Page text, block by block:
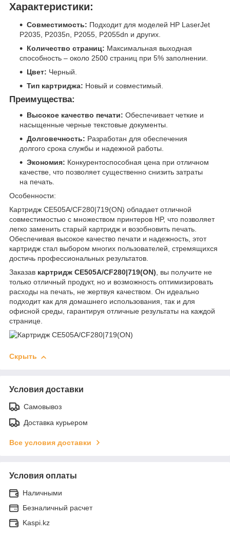
Характеристики:
Совместимость: Подходит для моделей HP LaserJet
P2035, P2035n, P2055, P2055dn и других.
Количество страниц: Максимальная выходная
способность – около 2500 страниц при 5% заполнении.
Цвет: Черный.
Тип картриджа: Новый и совместимый.
Преимущества:
Высокое качество печати: Обеспечивает четкие и
насыщенные черные текстовые документы.
Долговечность: Разработан для обеспечения
долгого срока службы и надежной работы.
Экономия: Конкурентоспособная цена при отличном
качестве, что позволяет существенно снизить затраты
на печать.
Особенности:
Картридж СЕ505А/CF280|719(ON) обладает отличной
совместимостью с множеством принтеров HP, что позволяет
легко заменить старый картридж и возобновить печать.
Обеспечивая высокое качество печати и надежность, этот
картридж стал выбором многих пользователей, стремящихся
достичь профессиональных результатов.
Заказав картридж СЕ505А/CF280|719(ON), вы получите не
только отличный продукт, но и возможность оптимизировать
расходы на печать, не жертвуя качеством. Он идеально
подходит как для домашнего использования, так и для
офисной среды, гарантируя отличные результаты на каждой
странице.
Скрыть
Условия доставки
Самовывоз
Доставка курьером
Все условия доставки
Условия оплаты
Наличными
Безналичный расчет
Kaspi.kz